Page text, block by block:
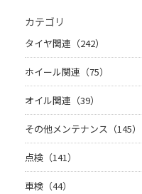
カテゴリ
タイヤ関連（242）
ホイール関連（75）
オイル関連（39）
その他メンテナンス（145）
点検（141）
車検（44）